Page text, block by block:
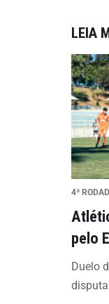
LEIA
4ª
pelo
Duelo